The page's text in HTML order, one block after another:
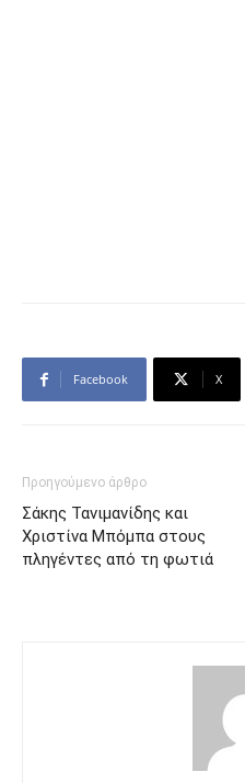
Facebook X
Προηγούμενο άρθρο
Σάκης Τανιμανίδης και
Χριστίνα Μπόμπα στους
πληγέντες από τη φωτιά